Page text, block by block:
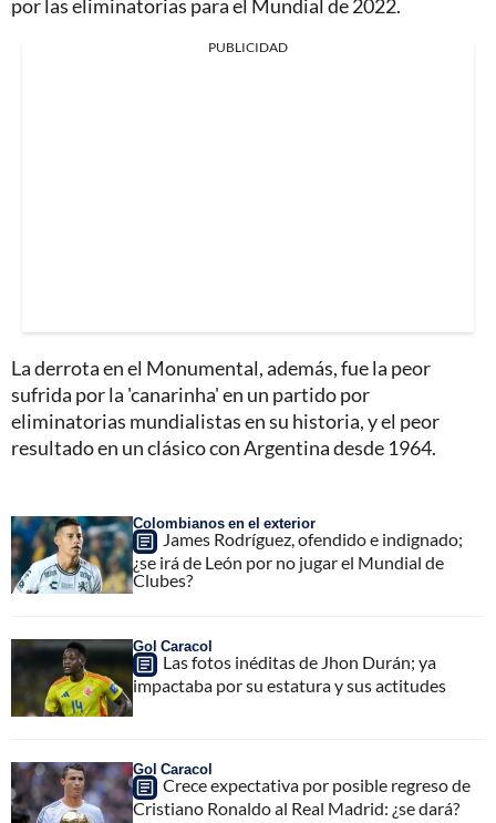
por las eliminatorias para el Mundial de 2022.
PUBLICIDAD
La derrota en el Monumental, además, fue la peor
sufrida por la 'canarinha' en un partido por
eliminatorias mundialistas en su historia, y el peor
resultado en un clásico con Argentina desde 1964.
Colombianos en el exterior
James Rodríguez, ofendido e indignado;
¿se irá de León por no jugar el Mundial de
Clubes?
Gol Caracol
Las fotos inéditas de Jhon Durán; ya
impactaba por su estatura y sus actitudes
Gol Caracol
Crece expectativa por posible regreso de
Cristiano Ronaldo al Real Madrid: ¿se dará?